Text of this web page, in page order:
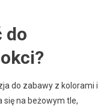
do
do zabawy z kolorami i
na beżowym tle,